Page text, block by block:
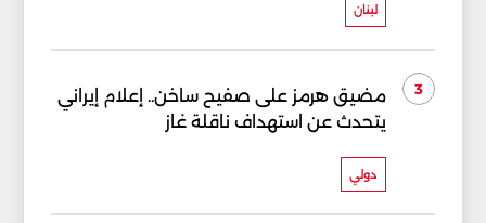
لبنان
3
مضيق هرمز على صفيح ساخن.. إعلام إيراني
يتحدث عن استهداف ناقلة غاز
دولي